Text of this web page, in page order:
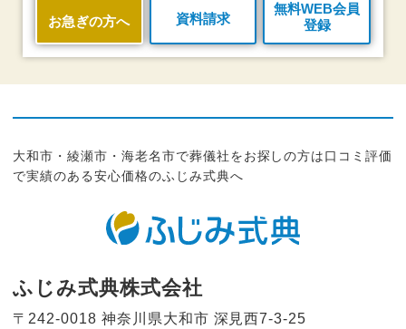
お急ぎの方へ 資料請求
無料WEB会員
登録
大和市・綾瀬市・海老名市で葬儀社をお探しの方は口コミ評価
で実績のある安心価格のふじみ式典へ
ふじみ式典株式会社
〒242-0018 神奈川県大和市 深見西7-3-25